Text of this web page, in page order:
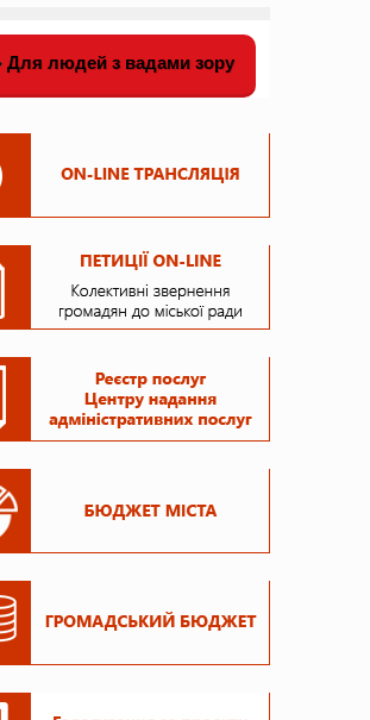
Для людей з вадами зору